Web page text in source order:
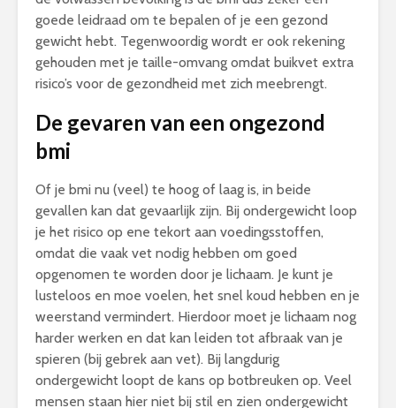
goede leidraad om te bepalen of je een gezond
gewicht hebt. Tegenwoordig wordt er ook rekening
gehouden met je taille-omvang omdat buikvet extra
risico’s voor de gezondheid met zich meebrengt.
De gevaren van een ongezond
bmi
Of je bmi nu (veel) te hoog of laag is, in beide
gevallen kan dat gevaarlijk zijn. Bij ondergewicht loop
je het risico op ene tekort aan voedingsstoffen,
omdat die vaak vet nodig hebben om goed
opgenomen te worden door je lichaam. Je kunt je
lusteloos en moe voelen, het snel koud hebben en je
weerstand vermindert. Hierdoor moet je lichaam nog
harder werken en dat kan leiden tot afbraak van je
spieren (bij gebrek aan vet). Bij langdurig
ondergewicht loopt de kans op botbreuken op. Veel
mensen staan hier niet bij stil en zien ondergewicht